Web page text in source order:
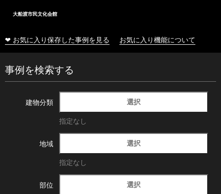
大船渡市民文化会館
❤ お気に入り保存した事例を見る お気に入り機能について
事例を検索する
建物分類 選択
指定なし
地域 選択
指定なし
部位 選択